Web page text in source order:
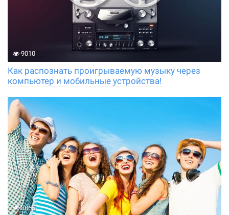
9010
Как распознать проигрываемую музыку через
компьютер и мобильные устройства!
8865